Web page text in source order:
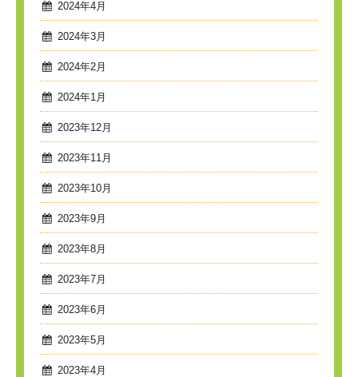
2024年4月
2024年3月
2024年2月
2024年1月
2023年12月
2023年11月
2023年10月
2023年9月
2023年8月
2023年7月
2023年6月
2023年5月
2023年4月